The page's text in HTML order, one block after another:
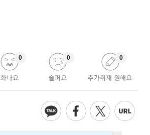
화나요
0
슬퍼요
0
추가취재 원해요
0